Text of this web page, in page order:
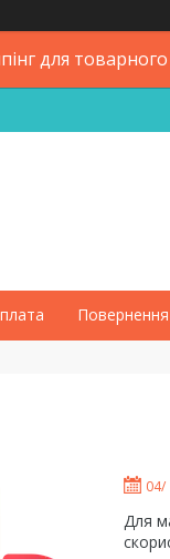
для товарного
04/
Для